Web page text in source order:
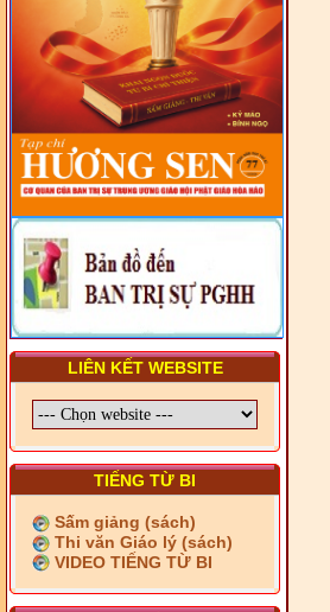
- LỚP TẬP HUẤN LỊCH SỬ,
PHÁP LUẬT VIỆT NAM VÀ
HIẾN CHƯƠNG GIÁO HỘI
PGHH NHIỆM KỲ VI (2024-
2029) CHO TRỊ SỰ VIÊN
TRUNG ƯƠNG, BAN ĐẠI
DIỆN TỈNH VÀ GIÁO LÝ
VIÊN - CHUYÊN ĐỀ: SỰ RA
ĐỜI, BẢN CHẤT, CHỨC
NĂNG VÀ HÌNH THỨC CỦA
NƯỚC CHXHCN VIỆT NAM
LIÊN KẾT WEBSITE
TIẾNG TỪ BI
Sấm giảng (sách)
Thi văn Giáo lý (sách)
VIDEO TIẾNG TỪ BI